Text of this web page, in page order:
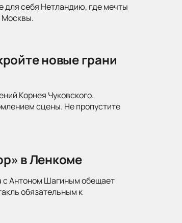
для себя Нетландию, где мечты
Москвы.
новые грани
Корнея Чуковского.
сцены. Не пропустите
в Ленкоме
с Антоном Шагиным обещает
обязательным к